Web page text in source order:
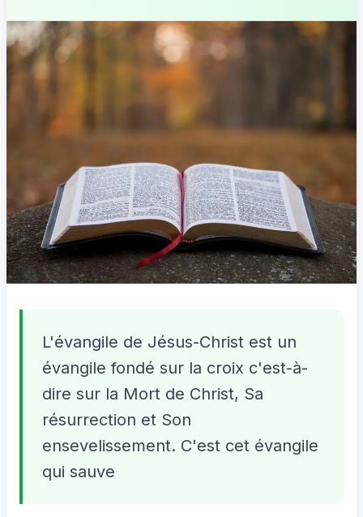
L'évangile de Jésus-Christ est un
évangile fondé sur la croix c'est-à-
dire sur la Mort de Christ, Sa
résurrection et Son
ensevelissement. C'est cet évangile
qui sauve